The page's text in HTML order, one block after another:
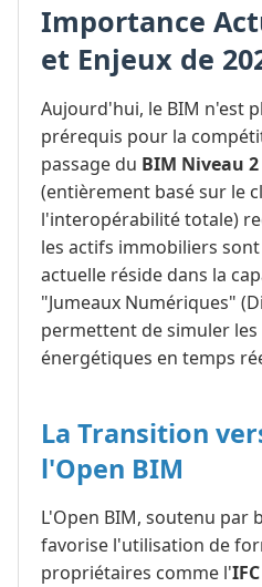
Importance
et Enjeux de
Aujourd'hui, le BIM n'est
prérequis pour la
passage du BIM Niveau 2
(entièrement basé sur le
l'interopérabilité totale)
les actifs immobiliers
actuelle réside dans la
"Jumeaux Numériques"
permettent de simuler
énergétiques en temps
La Transition
l'Open BIM
L'Open BIM, soutenu par
favorise l'utilisation de
propriétaires comme l'